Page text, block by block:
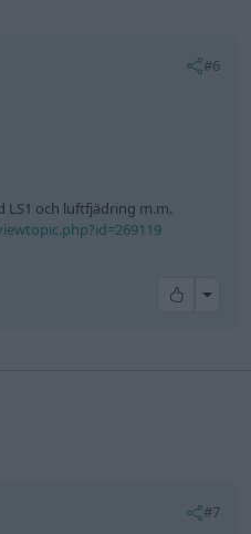
#6
LS1 och luftfjädring m.m.
All
#7